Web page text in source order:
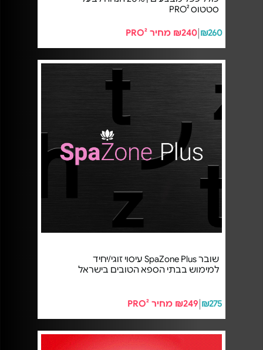
סטטוס PRO²
₪260 ₪240 מחיר PRO²
שובר SpaZone Plus עיסוי זוגי/יחיד
למימוש בבתי הספא הטובים בישראל
₪275 ₪249 מחיר PRO²